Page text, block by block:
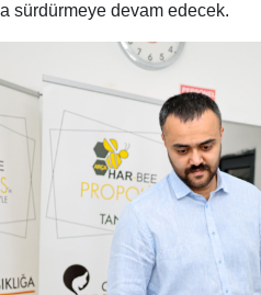
sürdürmeye devam edecek.